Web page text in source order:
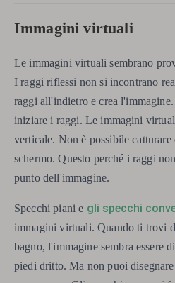
Immagini virtuali
Le immagini virtuali sembrano
I raggi riflessi non si incontrano
raggi all'indietro e crea
iniziare i raggi. Le immagini
verticale. Non è possibile
schermo. Questo perché i raggi
punto dell'immagine.
Specchi piani e gli specchi
immagini virtuali. Quando ti trovi
bagno, l'immagine sembra essere
piedi dritto. Ma non puoi